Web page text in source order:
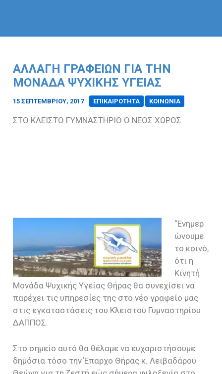
ΑΛΛΑΓΗ ΓΡΑΦΕΙΩΝ ΓΙΑ ΤΗΝ
ΜΟΝΑΔΑ ΨΥΧΙΚΗΣ ΥΓΕΙΑΣ
15 ΣΕΠΤΕΜΒΡΊΟΥ, 2017 ΕΠΙΚΑΙΡΟΤΗΤΑ ΚΟΙΝΩΝΙΑ
ΣΤΟ ΚΛΕΙΣΤΟ ΓΥΜΝΑΣΤΗΡΙΟ Ο ΝΕΟΣ ΧΩΡΟΣ
“Ενημερ
ώνουμε
το κοινό,
ότι η
Κινητή
Μονάδα Ψυχικής Υγείας Θήρας θα συνεχίσει να
παρέχει τις υπηρεσίες της στο νέο γραφείο μας
στις εγκαταστάσεις του Κλειστού Γυμναστηρίου
ΔΑΠΠΟΣ.
Στο σημείο αυτό θα θέλαμε να ευχαριστήσουμε
δημόσια τόσο την Έπαρχο Θήρας κ. Λειβαδάρου